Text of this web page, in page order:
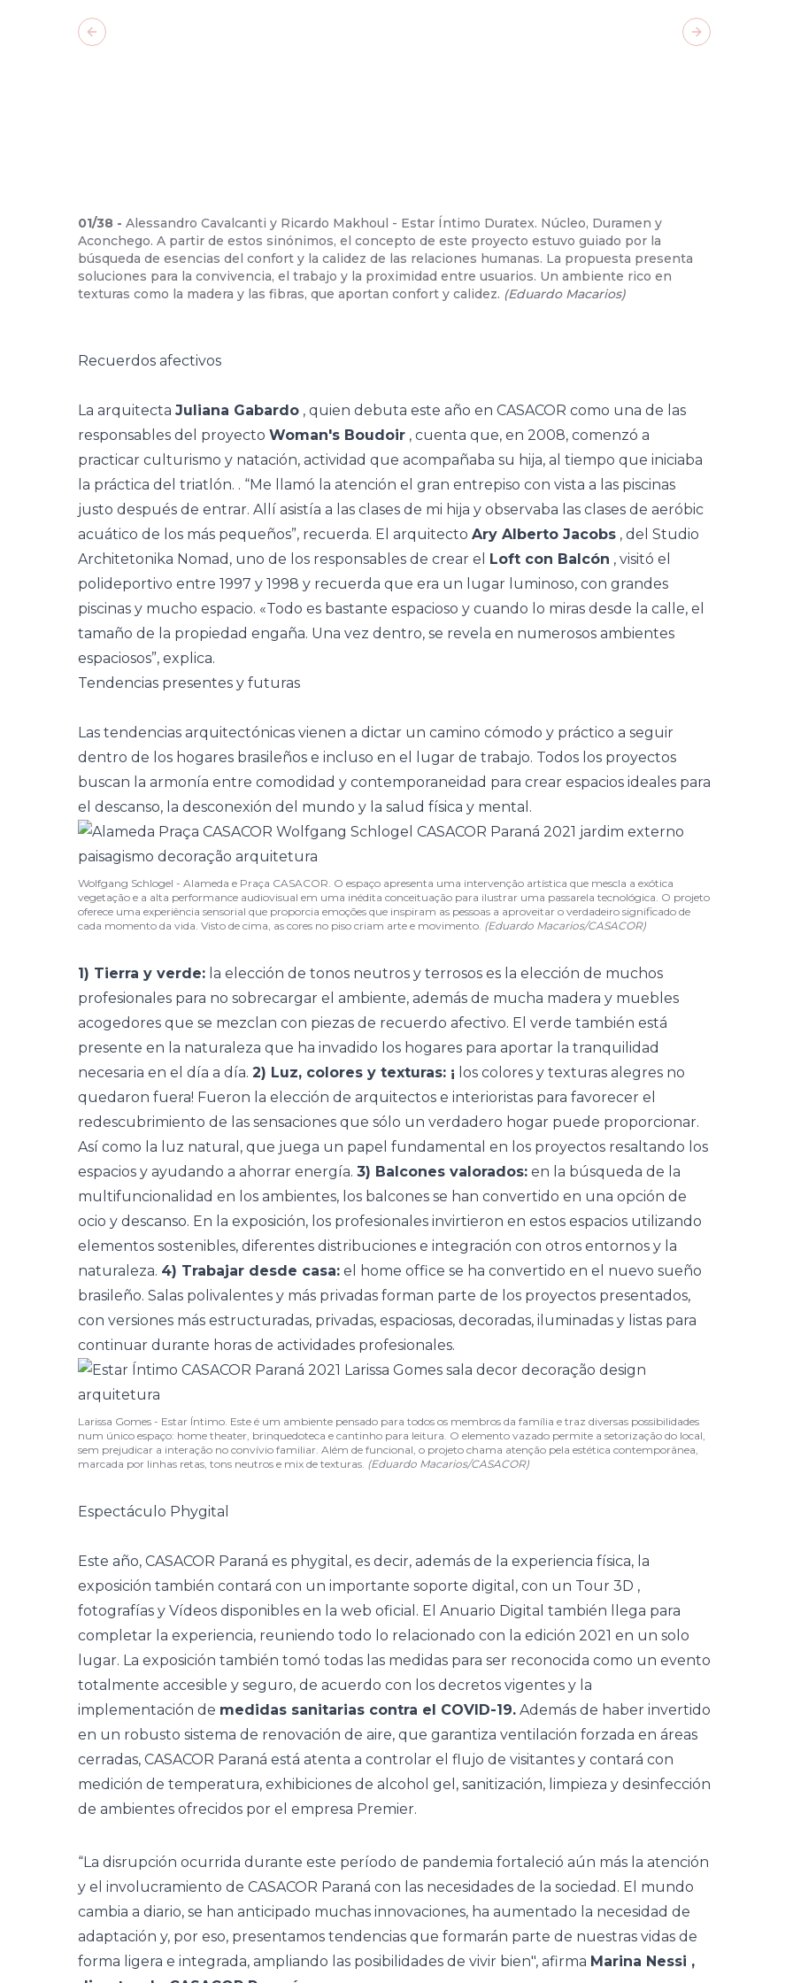
01/38 - Alessandro Cavalcanti y Ricardo Makhoul - Estar Íntimo Duratex. Núcleo, Duramen y
Aconchego. A partir de estos sinónimos, el concepto de este proyecto estuvo guiado por la
búsqueda de esencias del confort y la calidez de las relaciones humanas. La propuesta presenta
soluciones para la convivencia, el trabajo y la proximidad entre usuarios. Un ambiente rico en
texturas como la madera y las fibras, que aportan confort y calidez. (Eduardo Macarios)
Previous slide Next slide
Recuerdos afectivos
La arquitecta Juliana Gabardo , quien debuta este año en CASACOR como una de las
responsables del proyecto Woman's Boudoir , cuenta que, en 2008, comenzó a
practicar culturismo y natación, actividad que acompañaba su hija, al tiempo que iniciaba
la práctica del triatlón. . “Me llamó la atención el gran entrepiso con vista a las piscinas
justo después de entrar. Allí asistía a las clases de mi hija y observaba las clases de aeróbic
acuático de los más pequeños”, recuerda. El arquitecto Ary Alberto Jacobs , del Studio
Architetonika Nomad, uno de los responsables de crear el Loft con Balcón , visitó el
polideportivo entre 1997 y 1998 y recuerda que era un lugar luminoso, con grandes
piscinas y mucho espacio. «Todo es bastante espacioso y cuando lo miras desde la calle, el
tamaño de la propiedad engaña. Una vez dentro, se revela en numerosos ambientes
espaciosos”, explica.
Tendencias presentes y futuras
Las tendencias arquitectónicas vienen a dictar un camino cómodo y práctico a seguir
dentro de los hogares brasileños e incluso en el lugar de trabajo. Todos los proyectos
buscan la armonía entre comodidad y contemporaneidad para crear espacios ideales para
el descanso, la desconexión del mundo y la salud física y mental.
Wolfgang Schlogel - Alameda e Praça CASACOR. O espaço apresenta uma intervenção artística que mescla a exótica
vegetação e a alta performance audiovisual em uma inédita conceituação para ilustrar uma passarela tecnológica. O projeto
oferece uma experiência sensorial que proporcia emoções que inspiram as pessoas a aproveitar o verdadeiro significado de
cada momento da vida. Visto de cima, as cores no piso criam arte e movimento. (Eduardo Macarios/CASACOR)
1) Tierra y verde: la elección de tonos neutros y terrosos es la elección de muchos
profesionales para no sobrecargar el ambiente, además de mucha madera y muebles
acogedores que se mezclan con piezas de recuerdo afectivo. El verde también está
presente en la naturaleza que ha invadido los hogares para aportar la tranquilidad
necesaria en el día a día. 2) Luz, colores y texturas: ¡ los colores y texturas alegres no
quedaron fuera! Fueron la elección de arquitectos e interioristas para favorecer el
redescubrimiento de las sensaciones que sólo un verdadero hogar puede proporcionar.
Así como la luz natural, que juega un papel fundamental en los proyectos resaltando los
espacios y ayudando a ahorrar energía. 3) Balcones valorados: en la búsqueda de la
multifuncionalidad en los ambientes, los balcones se han convertido en una opción de
ocio y descanso. En la exposición, los profesionales invirtieron en estos espacios utilizando
elementos sostenibles, diferentes distribuciones e integración con otros entornos y la
naturaleza. 4) Trabajar desde casa: el home office se ha convertido en el nuevo sueño
brasileño. Salas polivalentes y más privadas forman parte de los proyectos presentados,
con versiones más estructuradas, privadas, espaciosas, decoradas, iluminadas y listas para
continuar durante horas de actividades profesionales.
Larissa Gomes - Estar Íntimo. Este é um ambiente pensado para todos os membros da família e traz diversas possibilidades
num único espaço: home theater, brinquedoteca e cantinho para leitura. O elemento vazado permite a setorização do local,
sem prejudicar a interação no convívio familiar. Além de funcional, o projeto chama atenção pela estética contemporânea,
marcada por linhas retas, tons neutros e mix de texturas. (Eduardo Macarios/CASACOR)
Espectáculo Phygital
Este año, CASACOR Paraná es phygital, es decir, además de la experiencia física, la
exposición también contará con un importante soporte digital, con un Tour 3D ,
fotografías y Vídeos disponibles en la web oficial. El Anuario Digital también llega para
completar la experiencia, reuniendo todo lo relacionado con la edición 2021 en un solo
lugar. La exposición también tomó todas las medidas para ser reconocida como un evento
totalmente accesible y seguro, de acuerdo con los decretos vigentes y la
implementación de medidas sanitarias contra el COVID-19. Además de haber invertido
en un robusto sistema de renovación de aire, que garantiza ventilación forzada en áreas
cerradas, CASACOR Paraná está atenta a controlar el flujo de visitantes y contará con
medición de temperatura, exhibiciones de alcohol gel, sanitización, limpieza y desinfección
de ambientes ofrecidos por el empresa Premier.
“La disrupción ocurrida durante este período de pandemia fortaleció aún más la atención
y el involucramiento de CASACOR Paraná con las necesidades de la sociedad. El mundo
cambia a diario, se han anticipado muchas innovaciones, ha aumentado la necesidad de
adaptación y, por eso, presentamos tendencias que formarán parte de nuestras vidas de
forma ligera e integrada, ampliando las posibilidades de vivir bien", afirma Marina Nessi ,